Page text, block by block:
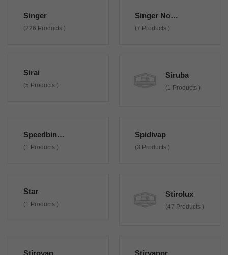
Singer
(226 Products )
Singer Non Originali
(7 Products )
Sirai
(5 Products )
Siruba
(1 Products )
Speedbinder
(1 Products )
Spidivap
(3 Products )
Star
(1 Products )
Stirolux
(47 Products )
Stirovap Stirvapor